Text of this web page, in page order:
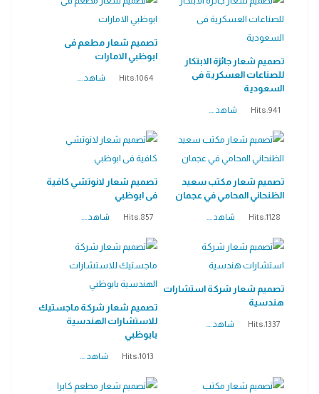
تصميم شعار مطعم فى
ابوظبي الامارات
Hits:1064 شاهد ....
تصميم شعار جائزة الابتكار
للصناعات العسكرية فى
السعودية
Hits:941 شاهد ....
تصميم شعار لانوتشي كافية
فى ابوظبي
Hits:857 شاهد ....
تصميم شعار مكتب سعيد
الظنحاني المحامي في عجمان
Hits:1128 شاهد ....
تصميم شعار شركة ماجستيك
للاستشارات الهندسية
بابوظبي
Hits:1013 شاهد ....
تصميم شعار شركة استشارات
هندسية
Hits:1337 شاهد ....